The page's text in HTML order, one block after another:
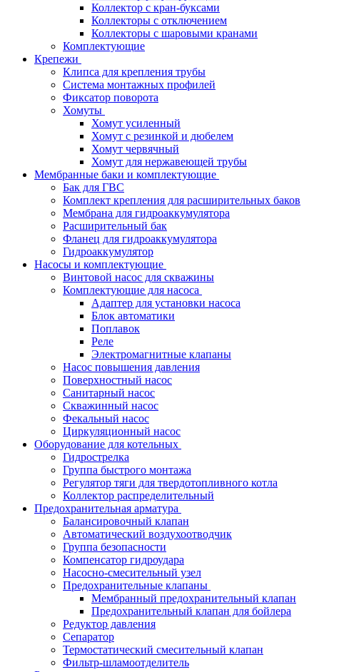
Коллектор с кран-буксами
Коллекторы с отключением
Коллекторы с шаровыми кранами
Комплектующие
Крепежи
Клипса для крепления трубы
Система монтажных профилей
Фиксатор поворота
Хомуты
Хомут усиленный
Хомут с резинкой и дюбелем
Хомут червячный
Хомут для нержавеющей трубы
Мембранные баки и комплектующие
Бак для ГВС
Комплект крепления для расширительных баков
Мембрана для гидроаккумулятора
Расширительный бак
Фланец для гидроаккумулятора
Гидроаккумулятор
Насосы и комплектующие
Винтовой насос для скважины
Комплектующие для насоса
Адаптер для установки насоса
Блок автоматики
Поплавок
Реле
Электромагнитные клапаны
Насос повышения давления
Поверхностный насос
Санитарный насос
Скважинный насос
Фекальный насос
Циркуляционный насос
Оборудование для котельных
Гидрострелка
Группа быстрого монтажа
Регулятор тяги для твердотопливного котла
Коллектор распределительный
Предохранительная арматура
Балансировочный клапан
Автоматический воздухоотводчик
Группа безопасности
Компенсатор гидроудара
Насосно-смесительный узел
Предохранительные клапаны
Мембранный предохранительный клапан
Предохранительный клапан для бойлера
Редуктор давления
Сепаратор
Термостатический смесительный клапан
Фильтр-шламоотделитель